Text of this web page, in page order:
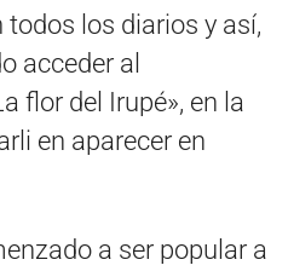
los diarios y así,
acceder al
flor del Irupé», en la
en aparecer en
a ser popular a